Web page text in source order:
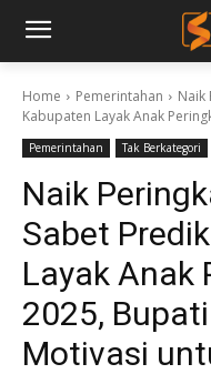
Home Pemerintahan
Naik
Kabupaten Layak Anak
Pemerintahan Tak Berkategori
Naik
Sabet
Layak Anak
2025,
Motivasi